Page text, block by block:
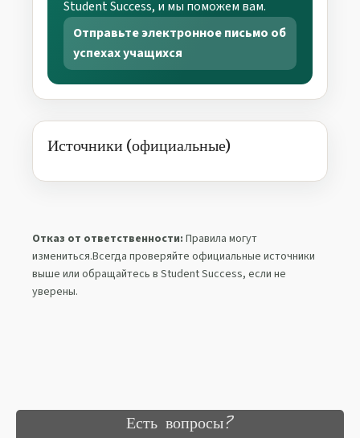
Student Success, и мы поможем вам.
Отправьте электронное письмо об
успехах учащихся
Источники (официальные)
Отказ от ответственности: Правила могут
измениться.Всегда проверяйте официальные источники
выше или обращайтесь в Student Success, если не
уверены.
Есть вопросы?